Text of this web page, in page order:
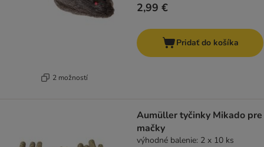
2 možností
2,99 €
Pridať do košíka
Aumüller tyčinky Mikado pre
mačky
výhodné balenie: 2 x 10 ks